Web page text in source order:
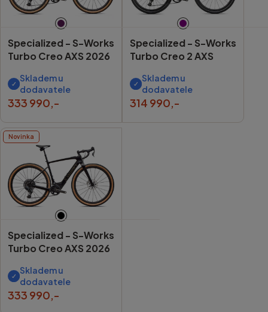
Specialized - S-Works
Turbo Creo AXS 2026
Skladem u
dodavatele
333 990,-
Specialized - S-Works
Turbo Creo 2 AXS
Skladem u
dodavatele
314 990,-
Novinka
Specialized - S-Works
Turbo Creo AXS 2026
Skladem u
dodavatele
333 990,-